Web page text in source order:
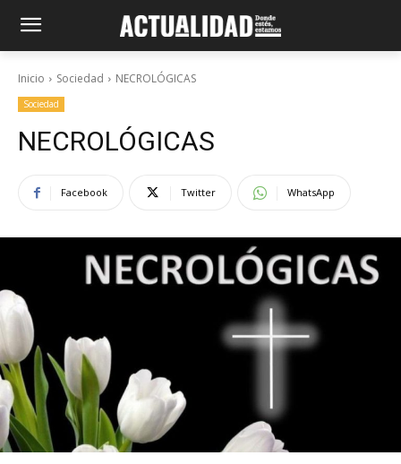
Inicio Sociedad NECROLÓGICAS
Sociedad
NECROLÓGICAS
Facebook Twitter WhatsApp